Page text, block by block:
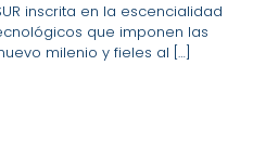
inscrita en la escencialidad
que imponen las
milenio y fieles al […]